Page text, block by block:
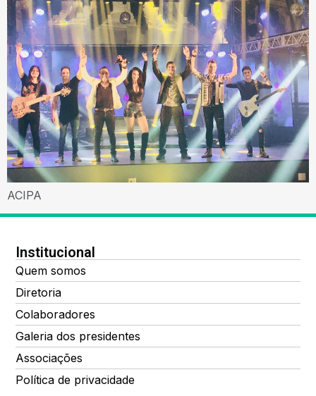
ACIPA
Institucional
Quem somos
Diretoria
Colaboradores
Galeria dos presidentes
Associações
Política de privacidade